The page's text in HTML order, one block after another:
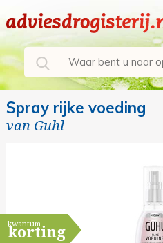
Spray rijke voeding
van Guhl
kwantum
korting